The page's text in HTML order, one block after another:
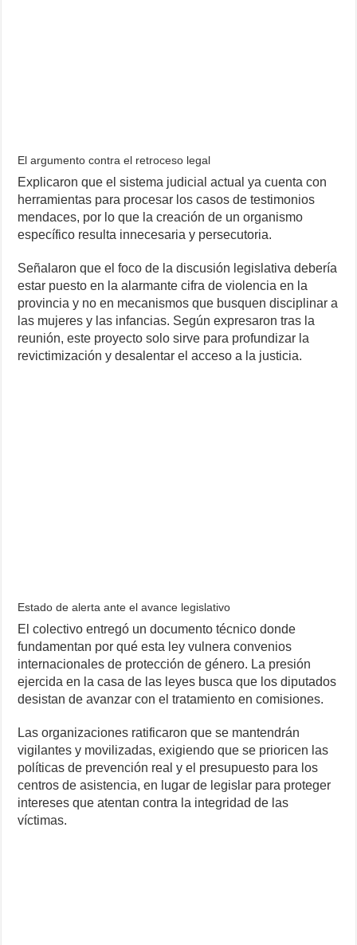
El argumento contra el retroceso legal
Explicaron que el sistema judicial actual ya cuenta con
herramientas para procesar los casos de testimonios
mendaces, por lo que la creación de un organismo
específico resulta innecesaria y persecutoria.
Señalaron que el foco de la discusión legislativa debería
estar puesto en la alarmante cifra de violencia en la
provincia y no en mecanismos que busquen disciplinar a
las mujeres y las infancias. Según expresaron tras la
reunión, este proyecto solo sirve para profundizar la
revictimización y desalentar el acceso a la justicia.
Estado de alerta ante el avance legislativo
El colectivo entregó un documento técnico donde
fundamentan por qué esta ley vulnera convenios
internacionales de protección de género. La presión
ejercida en la casa de las leyes busca que los diputados
desistan de avanzar con el tratamiento en comisiones.
Las organizaciones ratificaron que se mantendrán
vigilantes y movilizadas, exigiendo que se prioricen las
políticas de prevención real y el presupuesto para los
centros de asistencia, en lugar de legislar para proteger
intereses que atentan contra la integridad de las
víctimas.